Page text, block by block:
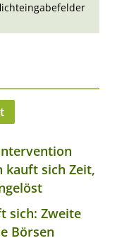
kauft sich Zeit,
sich: Zweite
Börsen